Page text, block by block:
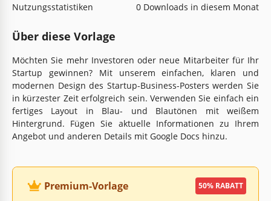
Nutzungsstatistiken
0 Downloads in diesem Monat
Über diese Vorlage
Möchten Sie mehr Investoren oder neue Mitarbeiter für Ihr
Startup gewinnen? Mit unserem einfachen, klaren und
modernen Design des Startup-Business-Posters werden Sie
in kürzester Zeit erfolgreich sein. Verwenden Sie einfach ein
fertiges Layout in Blau- und Blautönen mit weißem
Hintergrund. Fügen Sie aktuelle Informationen zu Ihrem
Angebot und anderen Details mit Google Docs hinzu.
Premium-Vorlage 50% RABATT